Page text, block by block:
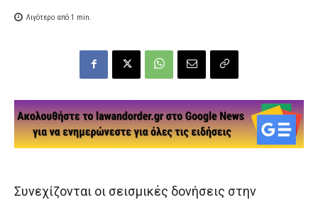
Λιγότερο από 1 min.
Συνεχίζονται οι σεισμικές δονήσεις στην